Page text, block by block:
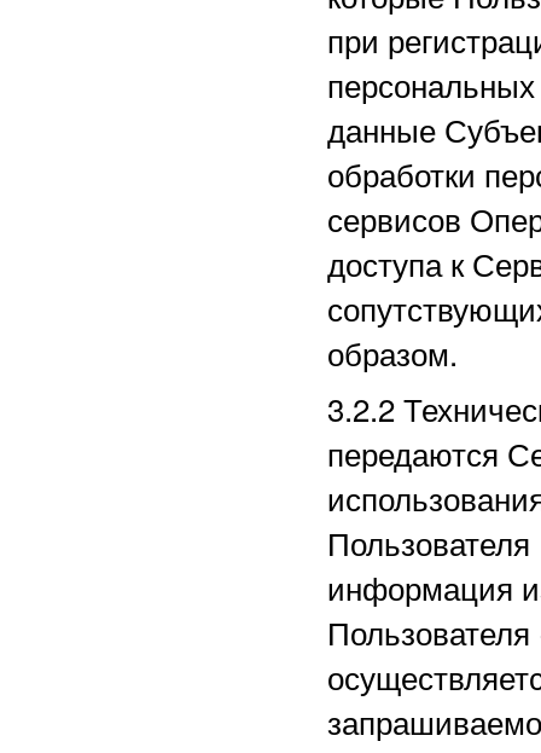
при
данные
обработки
сервисов
доступа к
образом.
3.2.2
передаются
информация